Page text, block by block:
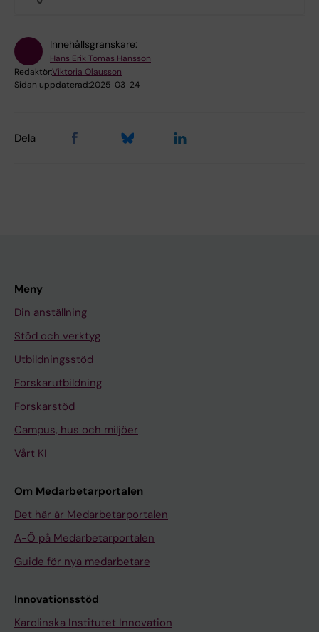
Innehållsgranskare:
Hans Erik Tomas Hansson
Redaktör:Viktoria Olausson
Sidan uppdaterad:2025-03-24
Dela
Meny
Din anställning
Stöd och verktyg
Utbildningsstöd
Forskarutbildning
Forskarstöd
Campus, hus och miljöer
Vårt KI
Om Medarbetarportalen
Det här är Medarbetarportalen
A-Ö på Medarbetarportalen
Guide för nya medarbetare
Innovationsstöd
Karolinska Institutet Innovation